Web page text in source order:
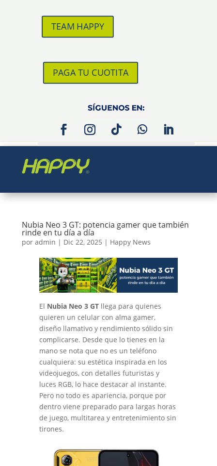
TEAM HAPPY
PAGA TU CUOTITA
Nubia Neo 3 GT: potencia gamer que también
rinde en tu día a día
por admin | Dic 22, 2025 | Happy News
El Nubia Neo 3 GTllega para quienes
quieren un celular con alma gamer,
diseño llamativo y rendimiento sólido sin
complicarse. Desde que lo tienes en la
mano se nota que no es un teléfono
cualquiera: su estética inspirada en los
videojuegos, con detalles futuristas y
luces RGB, lo hace destacar al instante.
Pero no todo es apariencia, porque por
dentro viene preparado para largas horas
de juego, multitarea y entretenimiento sin
tirones.